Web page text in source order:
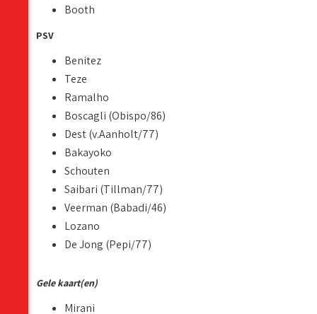
Booth
PSV
Benitez
Teze
Ramalho
Boscagli (Obispo/86)
Dest (v.Aanholt/77)
Bakayoko
Schouten
Saibari (Tillman/77)
Veerman (Babadi/46)
Lozano
De Jong (Pepi/77)
Gele kaart(en)
Mirani